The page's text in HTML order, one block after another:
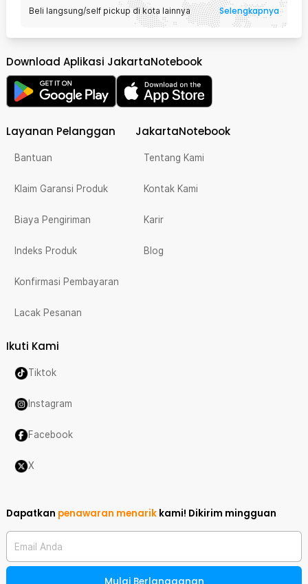
Beli langsung/self pickup di kota lainnya Selengkapnya
Download Aplikasi JakartaNotebook
Layanan Pelanggan
Bantuan
Klaim Garansi Produk
Biaya Pengiriman
Indeks Produk
Konfirmasi Pembayaran
Lacak Pesanan
JakartaNotebook
Tentang Kami
Kontak Kami
Karir
Blog
Ikuti Kami
Tiktok
Instagram
Facebook
X
Dapatkan penawaran menarik kami! Dikirim mingguan
Email Anda